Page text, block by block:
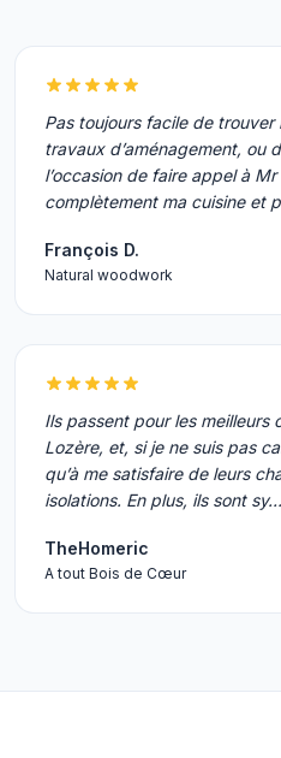
Pas toujours facile de
travaux d’aménagement, ou
l’occasion de faire appel à
complètement ma cuisine et
François D.
Natural woodwork
Ils passent pour les meilleurs
Lozère, et, si je ne suis pas
qu’à me satisfaire de leurs
isolations. En plus, ils sont sy…
TheHomeric
A tout Bois de Cœur